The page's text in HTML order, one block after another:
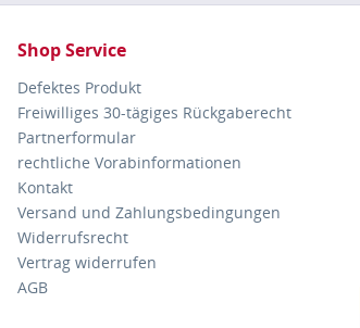
Shop Service
Defektes Produkt
Freiwilliges 30-tägiges Rückgaberecht
Partnerformular
rechtliche Vorabinformationen
Kontakt
Versand und Zahlungsbedingungen
Widerrufsrecht
Vertrag widerrufen
AGB